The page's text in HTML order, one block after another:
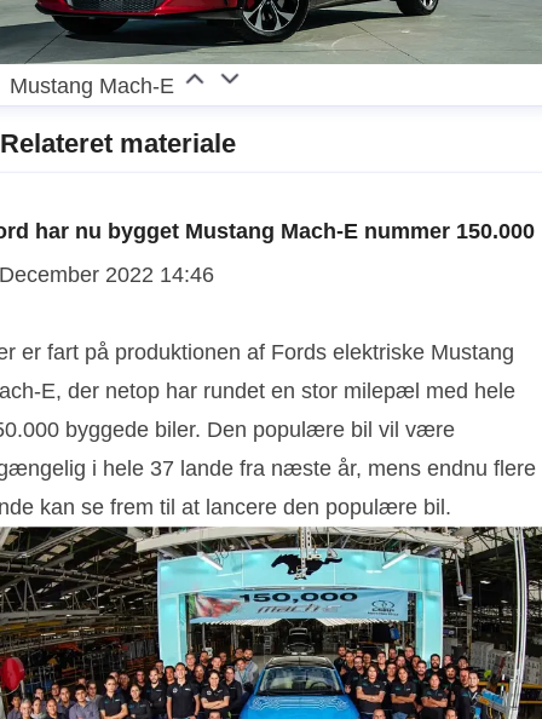
Division and 14 manufacturing facilities (eight wholly
owned and six unconsolidated joint venture
facilities) with four centres based in Cologne,
Germany; Valencia, Spain and at our joint venture in
employs approximately 34,000 people at its wholly
owned facilities and consolidated joint ventures and
unconsolidated businesses across Europe. More
information about the company, its products and
Ford Credit is available at corporate.ford.com.
Mustang Mach-E
Relateret materiale
har nu bygget Mustang Mach-E nummer 150.000
2022 14:46
er fart på produktionen af Fords elektriske Mustang
E, der netop har rundet en stor milepæl med hele
byggede biler. Den populære bil vil være
i hele 37 lande fra næste år, mens endnu flere
kan se frem til at lancere den populære bil.